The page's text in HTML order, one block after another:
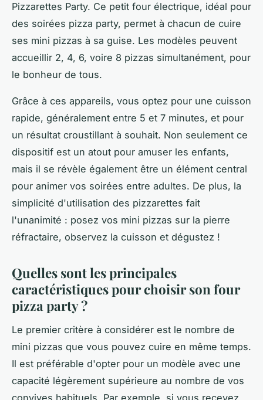
Pizzarettes Party. Ce petit four électrique, idéal pour
des soirées pizza party, permet à chacun de cuire
ses mini pizzas à sa guise. Les modèles peuvent
accueillir 2, 4, 6, voire 8 pizzas simultanément, pour
le bonheur de tous.
Grâce à ces appareils, vous optez pour une cuisson
rapide, généralement entre 5 et 7 minutes, et pour
un résultat croustillant à souhait. Non seulement ce
dispositif est un atout pour amuser les enfants,
mais il se révèle également être un élément central
pour animer vos soirées entre adultes. De plus, la
simplicité d'utilisation des pizzarettes fait
l'unanimité : posez vos mini pizzas sur la pierre
réfractaire, observez la cuisson et dégustez !
Quelles sont les principales
caractéristiques pour choisir son four
pizza party ?
Le premier critère à considérer est le nombre de
mini pizzas que vous pouvez cuire en même temps.
Il est préférable d'opter pour un modèle avec une
capacité légèrement supérieure au nombre de vos
convives habituels. Par exemple, si vous recevez